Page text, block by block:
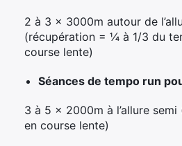
2 à 3 x 3000m autour de
(récupération = ¼ à 1/3 du
course lente)
Séances de tempo run
3 à 5 x 2000m à l’allure
en course lente)